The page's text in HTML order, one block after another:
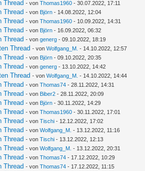
Thread - vonThomas1960 - 30.07.2022, 17:11
Thread - von Björn - 14.08.2022, 12:04
Thread - vonThomas1960 - 10.09.2022, 14:31
Thread - von Björn - 16.09.2022, 06:32
Thread - vongenerg - 09.10.2022, 18:19
Thread - vonWolfgang_M. - 14.10.2022, 12:57
Thread - von Björn - 09.10.2022, 20:35
Thread - vongenerg - 13.10.2022, 14:42
Thread - vonWolfgang_M. - 14.10.2022, 14:44
Thread - vonThomas74 - 28.11.2022, 14:31
Thread - von Biber2 - 28.11.2022, 20:09
Thread - von Björn - 30.11.2022, 14:29
Thread - vonThomas1960 - 30.11.2022, 17:01
Thread - vonTischi - 12.12.2022, 17:02
Thread - vonWolfgang_M. - 13.12.2022, 11:16
Thread - vonTischi - 13.12.2022, 12:13
Thread - vonWolfgang_M. - 13.12.2022, 20:31
Thread - vonThomas74 - 17.12.2022, 10:29
Thread - vonThomas74 - 17.12.2022, 11:15